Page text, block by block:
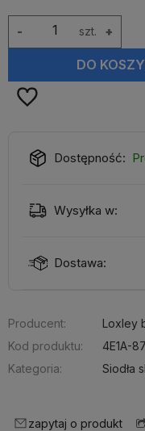
szt. +
-
DO
Dostępność:
Wysyłka w:
Dostawa:
Producent:
Loxley
Kod produktu:
4E1A-
Kategoria:
Siodła
zapytaj o produkt